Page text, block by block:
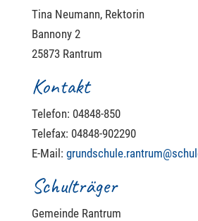
Tina Neumann, Rektorin
Bannony 2
25873 Rantrum
Kontakt
Telefon: 04848-850
Telefax: 04848-902290
E-Mail:
Schulträger
Gemeinde Rantrum